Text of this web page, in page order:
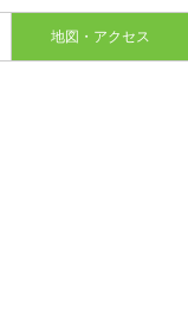
地図・アクセス